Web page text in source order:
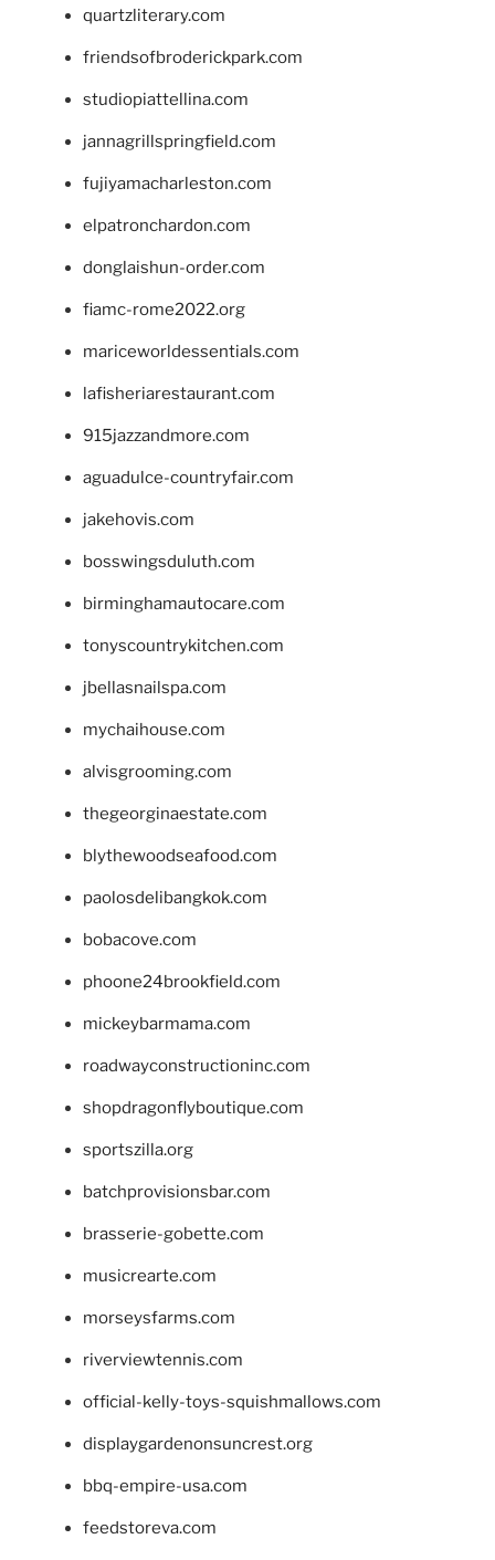
quartzliterary.com
friendsofbroderickpark.com
studiopiattellina.com
jannagrillspringfield.com
fujiyamacharleston.com
elpatronchardon.com
donglaishun-order.com
fiamc-rome2022.org
mariceworldessentials.com
lafisheriarestaurant.com
915jazzandmore.com
aguadulce-countryfair.com
jakehovis.com
bosswingsduluth.com
birminghamautocare.com
tonyscountrykitchen.com
jbellasnailspa.com
mychaihouse.com
alvisgrooming.com
thegeorginaestate.com
blythewoodseafood.com
paolosdelibangkok.com
bobacove.com
phoone24brookfield.com
mickeybarmama.com
roadwayconstructioninc.com
shopdragonflyboutique.com
sportszilla.org
batchprovisionsbar.com
brasserie-gobette.com
musicrearte.com
morseysfarms.com
riverviewtennis.com
official-kelly-toys-squishmallows.com
displaygardenonsuncrest.org
bbq-empire-usa.com
feedstoreva.com